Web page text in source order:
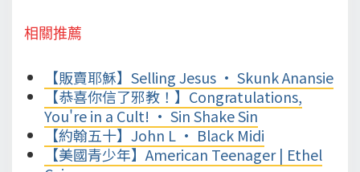
相關推薦
【販賣耶穌】Selling Jesus • Skunk Anansie
【恭喜你信了邪教！】Congratulations,
You're in a Cult! • Sin Shake Sin
【約翰五十】John L • Black Midi
【美國青少年】American Teenager | Ethel